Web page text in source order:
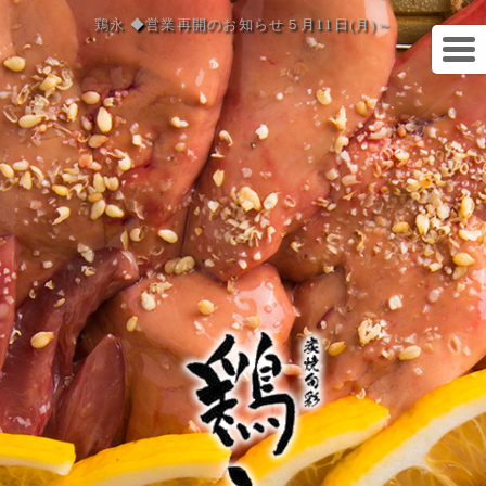
鶏永 ◆営業再開のお知らせ５月11日(月)～